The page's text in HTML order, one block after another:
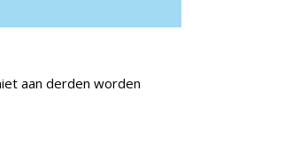
aan derden worden